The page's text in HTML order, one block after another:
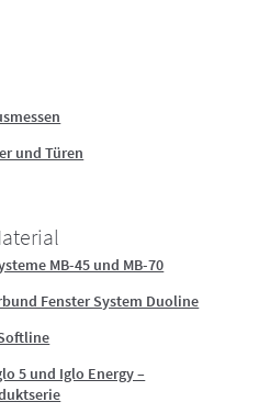
und Türen
MB-45 und MB-70
Fenster System Duoline
5 und Iglo Energy –